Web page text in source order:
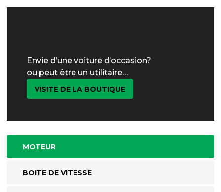
Envie d’une voiture d’occasion?
ou peut être un utilitaire…
VISITE DE LA BOUTIQUE
MOTEUR
BOITE DE VITESSE